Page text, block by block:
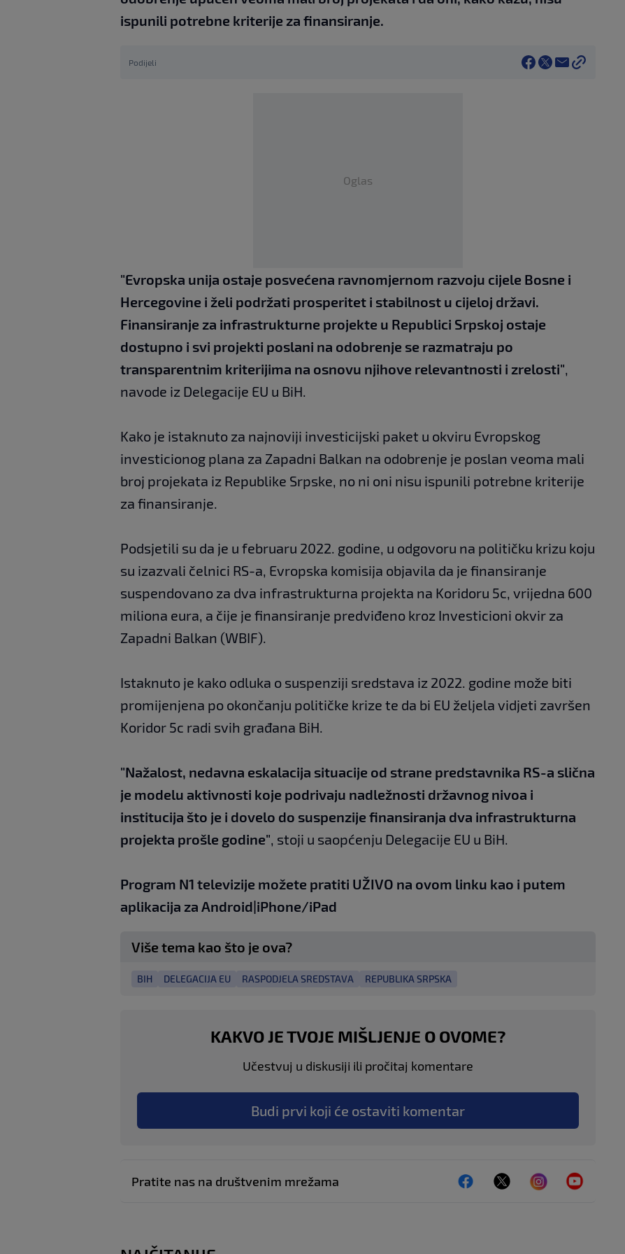
ispunili potrebne kriterije za finansiranje.
Podijeli
Oglas
"Evropska unija ostaje posvećena ravnomjernom razvoju cijele Bosne i
Hercegovine i želi podržati prosperitet i stabilnost u cijeloj državi.
Finansiranje za infrastrukturne projekte u Republici Srpskoj ostaje
dostupno i svi projekti poslani na odobrenje se razmatraju po
transparentnim kriterijima na osnovu njihove relevantnosti i zrelosti",
navode iz Delegacije EU u BiH.
Kako je istaknuto za najnoviji investicijski paket u okviru Evropskog
investicionog plana za Zapadni Balkan na odobrenje je poslan veoma mali
broj projekata iz Republike Srpske, no ni oni nisu ispunili potrebne kriterije
za finansiranje.
Podsjetili su da je u februaru 2022. godine, u odgovoru na političku krizu koju
su izazvali čelnici RS-a, Evropska komisija objavila da je finansiranje
suspendovano za dva infrastrukturna projekta na Koridoru 5c, vrijedna 600
miliona eura, a čije je finansiranje predviđeno kroz Investicioni okvir za
Zapadni Balkan (WBIF).
Istaknuto je kako odluka o suspenziji sredstava iz 2022. godine može biti
promijenjena po okončanju političke krize te da bi EU željela vidjeti završen
Koridor 5c radi svih građana BiH.
"Nažalost, nedavna eskalacija situacije od strane predstavnika RS-a slična
je modelu aktivnosti koje podrivaju nadležnosti državnog nivoa i
institucija što je i dovelo do suspenzije finansiranja dva infrastrukturna
projekta prošle godine", stoji u saopćenju Delegacije EU u BiH.
Program N1 televizije možete pratiti UŽIVO na ovom linku kao i putem
aplikacija za Android|iPhone/iPad
Više tema kao što je ova?
BIH DELEGACIJA EU RASPODJELA SREDSTAVA REPUBLIKA SRPSKA
KAKVO JE TVOJE MIŠLJENJE O OVOME?
Učestvuj u diskusiji ili pročitaj komentare
Budi prvi koji će ostaviti komentar
Pratite nas na društvenim mrežama